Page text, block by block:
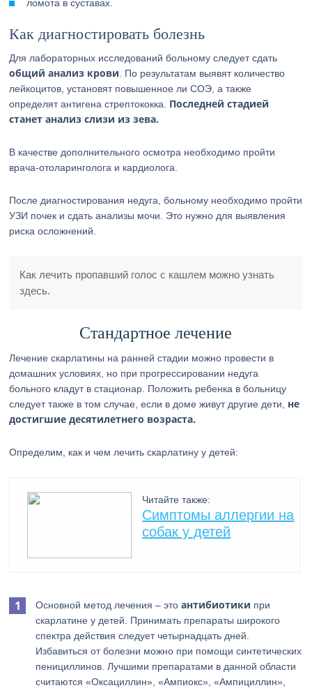
ломота в суставах.
Как диагностировать болезнь
Для лабораторных исследований больному следует сдать
общий анализ крови . По результатам выявят количество
лейкоцитов, установят повышенное ли СОЭ, а также
определят антигена стрептококка. Последней стадией
станет анализ слизи из зева.
В качестве дополнительного осмотра необходимо пройти
врача-отоларинголога и кардиолога.
После диагностирования недуга, больному необходимо пройти
УЗИ почек и сдать анализы мочи. Это нужно для выявления
риска осложнений.
Как лечить пропавший голос с кашлем можно узнать
здесь.
Стандартное лечение
Лечение скарлатины на ранней стадии можно провести в
домашних условиях, но при прогрессировании недуга
больного кладут в стационар. Положить ребенка в больницу
следует также в том случае, если в доме живут другие дети, не
достигшие десятилетнего возраста.
Определим, как и чем лечить скарлатину у детей:
Читайте также:
Симптомы аллергии на
собак у детей
Основной метод лечения – этоантибиотики при
скарлатине у детей. Принимать препараты широкого
спектра действия следует четырнадцать дней.
Избавиться от болезни можно при помощи синтетических
пенициллинов. Лучшими препаратами в данной области
считаются «Оксациллин», «Ампиокс», «Ампициллин»,